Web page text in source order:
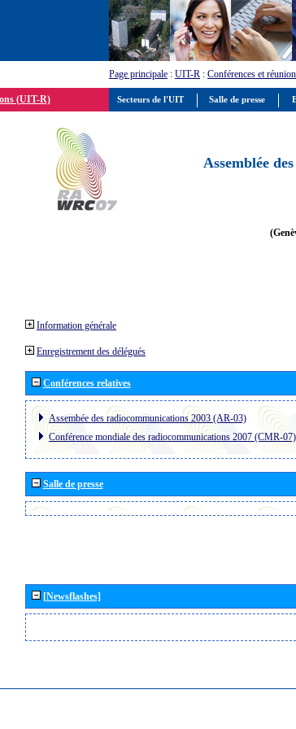
Page principale : UIT-R : Conférences et
(UIT-R)
Assemblée
Information générale
Enregistrement des délégués
Conférences relatives
Assembée des radiocommunications 2003 (AR-03)
Conférence mondiale des radiocommunications 2007 (CMR-07)
Salle de presse
[Newsflashes]
Secteurs de l'UIT Salle de presse